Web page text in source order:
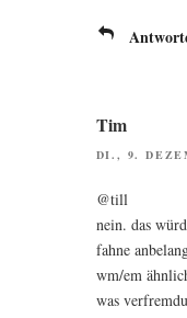
Tim
DI., 9.
@till
nein. das
fah­ne
wm/em
was